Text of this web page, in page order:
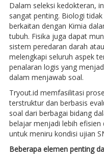
Dalam seleksi kedokteran,
sangat penting. Biologi
berkaitan dengan Kimia
tubuh. Fisika juga dapat
sistem peredaran darah
melengkapi seluruh aspek
penalaran logis yang
dalam menjawab soal.
Tryout.id memfasilitasi
terstruktur dan berbasis
soal dari berbagai bidang
belajar menjadi lebih efisien
untuk meniru kondisi ujian
Beberapa elemen penting